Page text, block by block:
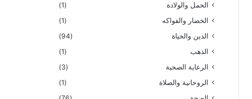
الحمل والولادة
(1)
الخضار والفواكه
(1)
الدين والحياة
(94)
الذهب
(1)
الرعاية الصحية
(3)
الروحانية والصلاة
(1)